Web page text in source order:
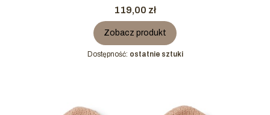
Cena
119,00 zł
Zobacz produkt
Dostępność: ostatnie sztuki